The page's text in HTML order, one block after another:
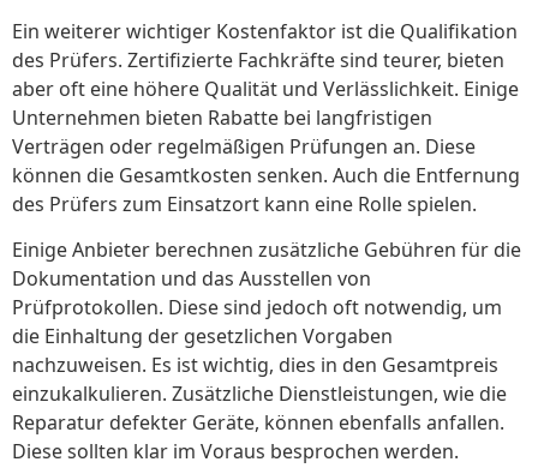
Ein weiterer wichtiger Kostenfaktor ist die Qualifikation
des Prüfers. Zertifizierte Fachkräfte sind teurer, bieten
aber oft eine höhere Qualität und Verlässlichkeit. Einige
Unternehmen bieten Rabatte bei langfristigen
Verträgen oder regelmäßigen Prüfungen an. Diese
können die Gesamtkosten senken. Auch die Entfernung
des Prüfers zum Einsatzort kann eine Rolle spielen.
Einige Anbieter berechnen zusätzliche Gebühren für die
Dokumentation und das Ausstellen von
Prüfprotokollen. Diese sind jedoch oft notwendig, um
die Einhaltung der gesetzlichen Vorgaben
nachzuweisen. Es ist wichtig, dies in den Gesamtpreis
einzukalkulieren. Zusätzliche Dienstleistungen, wie die
Reparatur defekter Geräte, können ebenfalls anfallen.
Diese sollten klar im Voraus besprochen werden.